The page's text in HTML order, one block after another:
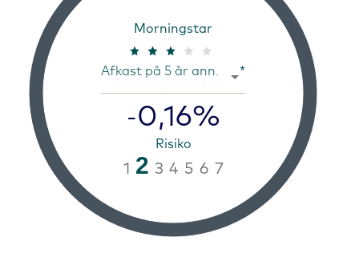
Morningstar
Afkast på 5 år ann. *
-0,16%
Risiko
1 2 3 4 5 6 7